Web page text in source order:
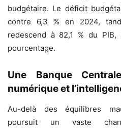
budgétaire. Le déficit
contre 6,3 % en 2024,
redescend à 82,1 % du
pourcentage.
Une Banque
numérique et
Au-delà des équilibres
poursuit un vaste